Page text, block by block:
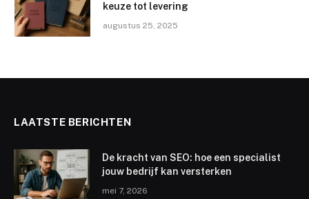
keuze tot levering
augustus 25, 2025
LAATSTE BERICHTEN
De kracht van SEO: hoe een specialist
jouw bedrijf kan versterken
mei 7, 2026